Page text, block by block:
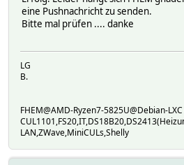
eine Pushnachricht zu senden.
Bitte mal prüfen .... danke
LG
B.
FHEM@AMD-Ryzen7-5825U@Debian-
LAN,ZWave,MiniCULs,Shelly